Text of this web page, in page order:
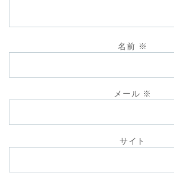
名前 ※
メール ※
サイト